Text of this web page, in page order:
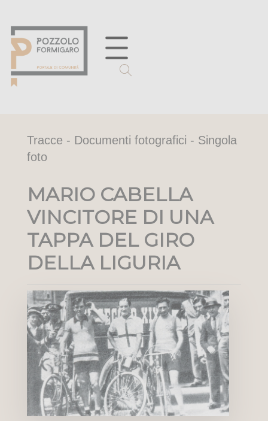
Tracce - Documenti fotografici - Singola
foto
MARIO CABELLA
VINCITORE DI UNA
TAPPA DEL GIRO
DELLA LIGURIA